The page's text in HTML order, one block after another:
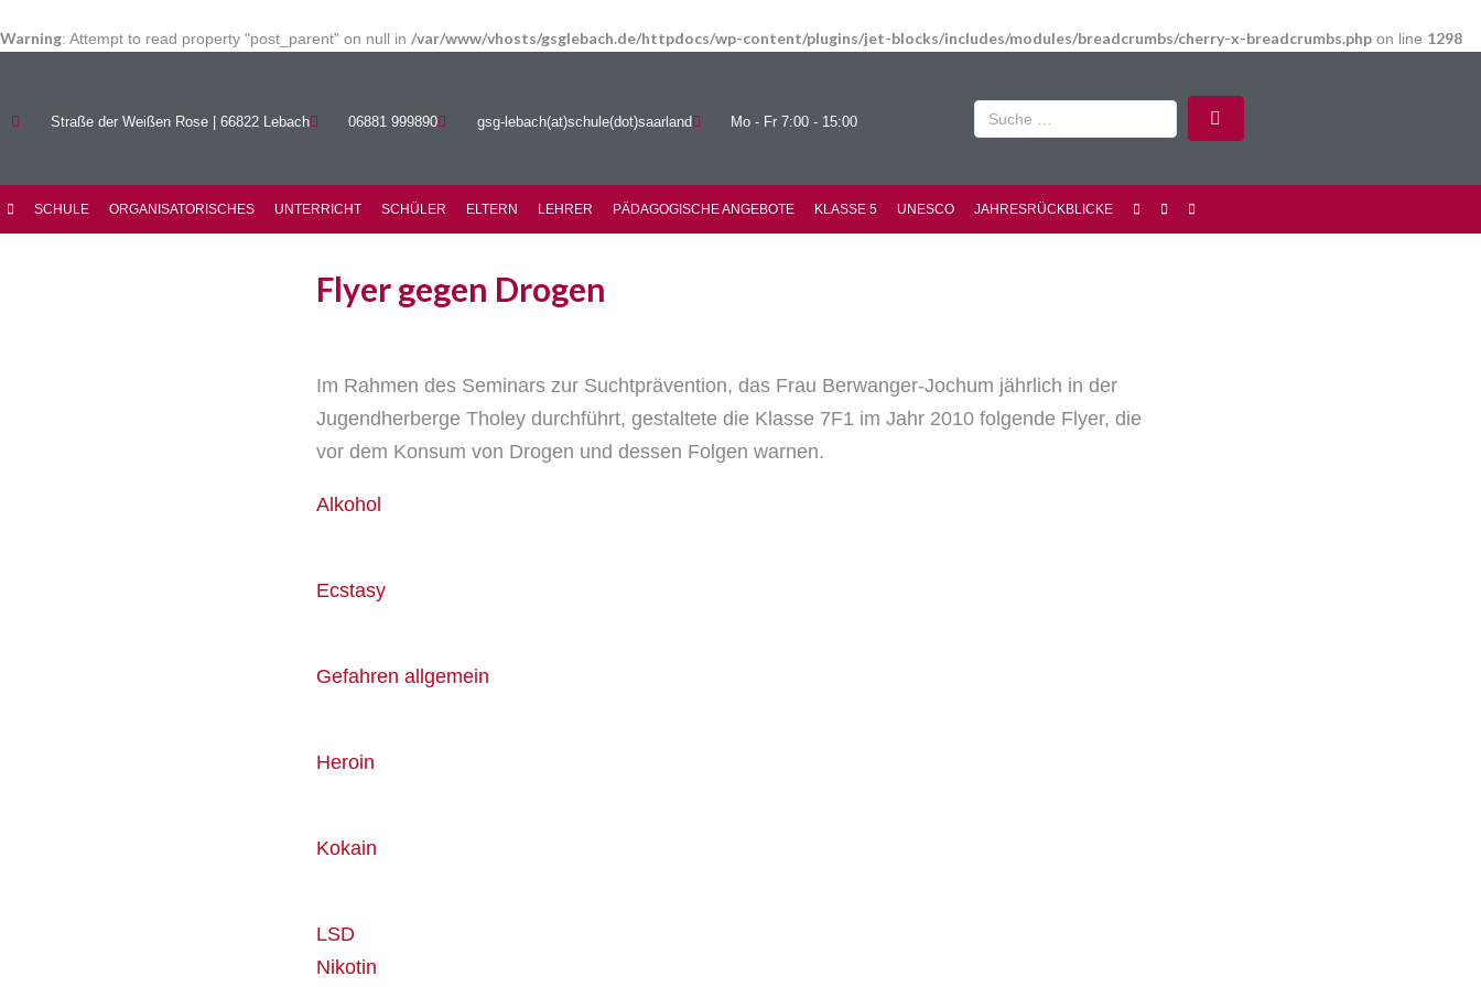
Warning: Attempt to read property "post_parent" on null in /var/www/vhosts/gsglebach.de/httpdocs/wp-content/plugins/jet-blocks/includes/modules/breadcrumbs/cherry-x-breadcrumbs.php on line 1298
Straße der Weißen Rose | 66822 Lebach 06881 999890 gsg-lebach(at)schule(dot)saarland Mo - Fr 7:00 - 15:00
SCHULE ORGANISATORISCHES UNTERRICHT SCHÜLER ELTERN LEHRER PÄDAGOGISCHE ANGEBOTE KLASSE 5 UNESCO JAHRESRÜCKBLICKE
Flyer gegen Drogen
Im Rahmen des Seminars zur Suchtprävention, das Frau Berwanger-Jochum jährlich in der
Jugendherberge Tholey durchführt, gestaltete die Klasse 7F1 im Jahr 2010 folgende Flyer, die
vor dem Konsum von Drogen und dessen Folgen warnen.
Alkohol
Ecstasy
Gefahren allgemein
Heroin
Kokain
LSD
Nikotin